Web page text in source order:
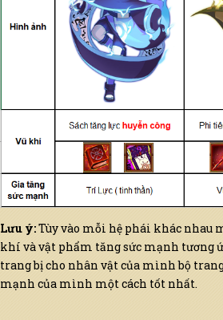
Lưu ý:Tùy vào mỗi hệ phái khác nhau
khí và vật phẩm tăng sức mạnh tương
trang bị cho nhân vật của mình bộ
mạnh của mình một cách tốt nhất.